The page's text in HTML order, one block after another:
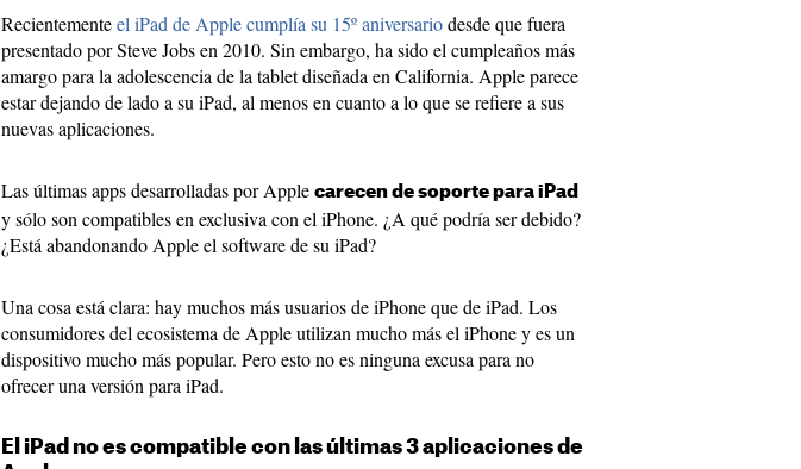
Recientementeel iPad de Apple cumplía su 15º aniversariodesde que fuera
presentado por Steve Jobs en 2010. Sin embargo, ha sido el cumpleaños más
amargo para la adolescencia de la tablet diseñada en California. Apple parece
estar dejando de lado a su iPad, al menos en cuanto a lo que se refiere a sus
nuevas aplicaciones.
Las últimas apps desarrolladas por Apple carecen de soporte para iPad
y sólo son compatibles en exclusiva con el iPhone. ¿A qué podría ser debido?
¿Está abandonando Apple el software de su iPad?
Una cosa está clara: hay muchos más usuarios de iPhone que de iPad. Los
consumidores del ecosistema de Apple utilizan mucho más el iPhone y es un
dispositivo mucho más popular. Pero esto no es ninguna excusa para no
ofrecer una versión para iPad.
El iPad no es compatible con las últimas 3 aplicaciones de